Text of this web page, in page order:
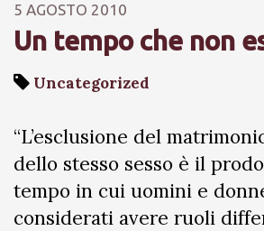
5 AGOSTO 2010
Un tempo che non
Uncategorized
“L’esclusione del
dello stesso sesso è il
tempo in cui uomini e
considerati avere ruoli